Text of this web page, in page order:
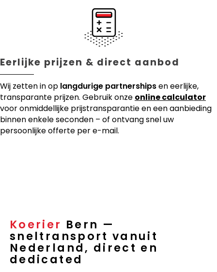
Eerlijke prijzen & direct aanbod
Wij zetten in op langdurige partnershipsen eerlijke,
transparante prijzen. Gebruik onze online calculator
voor onmiddellijke prijstransparantie en een aanbieding
binnen enkele seconden – of ontvang snel uw
persoonlijke offerte per e-mail.
Koerier Bern —
sneltransport vanuit
Nederland, direct en
dedicated